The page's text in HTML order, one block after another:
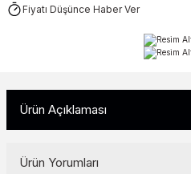
Fiyatı Düşünce Haber Ver
Ürün Açıklaması
Ürün Yorumları